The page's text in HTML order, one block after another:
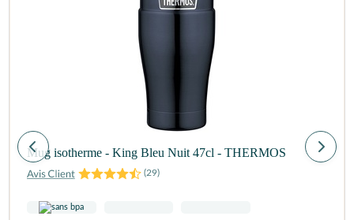
Mug isotherme - King Bleu Nuit 47cl - THERMOS
(29)